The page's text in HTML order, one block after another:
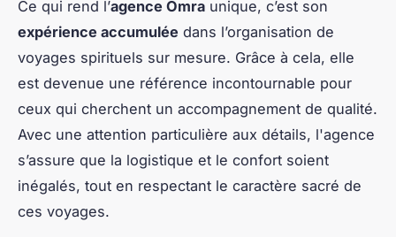
Ce qui rend l’agence Omra unique, c’est son
expérience accumulée dans l’organisation de
voyages spirituels sur mesure. Grâce à cela, elle
est devenue une référence incontournable pour
ceux qui cherchent un accompagnement de qualité.
Avec une attention particulière aux détails, l'agence
s’assure que la logistique et le confort soient
inégalés, tout en respectant le caractère sacré de
ces voyages.